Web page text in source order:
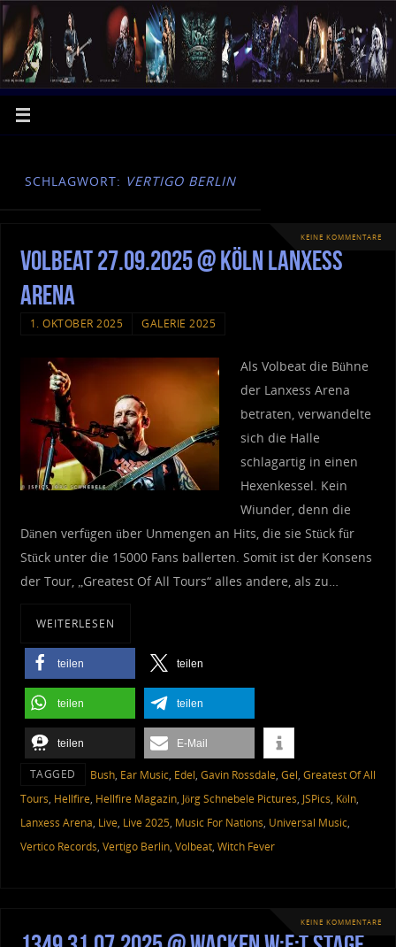
SCHLAGWORT: VERTIGO BERLIN
KEINE KOMMENTARE
Volbeat 27.09.2025 @ Köln Lanxess
Arena
1. OKTOBER 2025 GALERIE 2025
Als Volbeat die Bühne
der Lanxess Arena
betraten, verwandelte
sich die Halle
schlagartig in einen
Hexenkessel. Kein
Wiunder, denn die
Dänen verfügen über Unmengen an Hits, die sie Stück für
Stück unter die 15000 Fans ballerten. Somit ist der Konsens
der Tour, „Greatest Of All Tours“ alles andere, als zu…
WEITERLESEN
teilen teilen
teilen teilen
teilen E-Mail
TAGGED Bush, Ear Music, Edel, Gavin Rossdale, Gel, Greatest Of All
Tours, Hellfire, Hellfire Magazin, Jörg Schnebele Pictures, JSPics, Köln,
Lanxess Arena, Live, Live 2025, Music For Nations, Universal Music,
Vertico Records, Vertigo Berlin, Volbeat, Witch Fever
KEINE KOMMENTARE